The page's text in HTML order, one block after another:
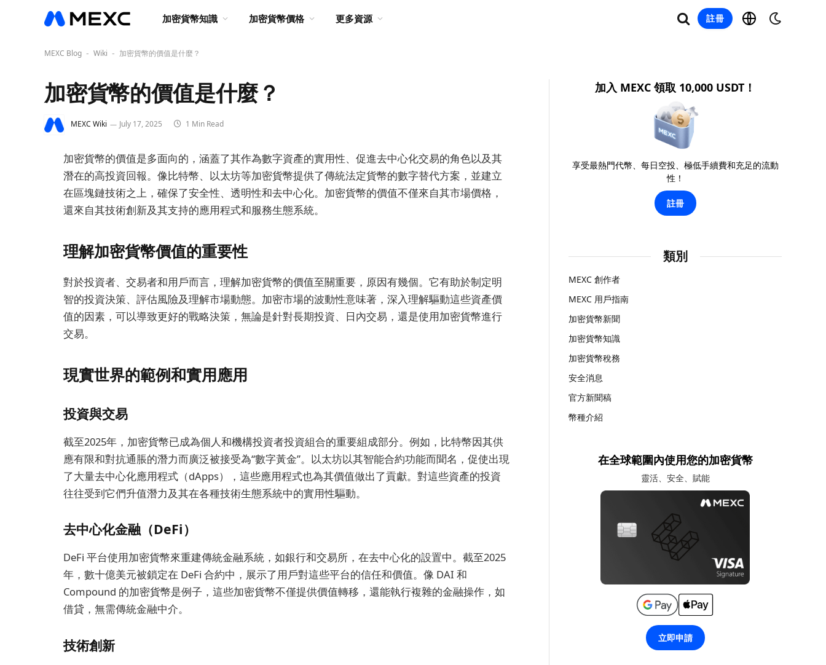
加密貨幣知識 加密貨幣價格 更多資源 註冊
MEXC Blog - Wiki - 加密貨幣的價值是什麼？
加密貨幣的價值是什麼？
MEXC Wiki July 17, 2025 1 Min Read
加密貨幣的價值是多面向的，涵蓋了其作為數字資產的實用性、促進去中心化交易的角色以及其
潛在的高投資回報。像比特幣、以太坊等加密貨幣提供了傳統法定貨幣的數字替代方案，並建立
在區塊鏈技術之上，確保了安全性、透明性和去中心化。加密貨幣的價值不僅來自其市場價格，
還來自其技術創新及其支持的應用程式和服務生態系統。
理解加密貨幣價值的重要性
對於投資者、交易者和用戶而言，理解加密貨幣的價值至關重要，原因有幾個。它有助於制定明
智的投資決策、評估風險及理解市場動態。加密市場的波動性意味著，深入理解驅動這些資產價
值的因素，可以導致更好的戰略決策，無論是針對長期投資、日內交易，還是使用加密貨幣進行
交易。
現實世界的範例和實用應用
投資與交易
截至2025年，加密貨幣已成為個人和機構投資者投資組合的重要組成部分。例如，比特幣因其供
應有限和對抗通脹的潛力而廣泛被接受為“數字黃金”。以太坊以其智能合約功能而聞名，促使出現
了大量去中心化應用程式（dApps），這些應用程式也為其價值做出了貢獻。對這些資產的投資
往往受到它們升值潛力及其在各種技術生態系統中的實用性驅動。
去中心化金融（DeFi）
DeFi 平台使用加密貨幣來重建傳統金融系統，如銀行和交易所，在去中心化的設置中。截至2025
年，數十億美元被鎖定在 DeFi 合約中，展示了用戶對這些平台的信任和價值。像 DAI 和
Compound 的加密貨幣是例子，這些加密貨幣不僅提供價值轉移，還能執行複雜的金融操作，如
借貸，無需傳統金融中介。
技術創新
加入 MEXC 領取 10,000 USDT！
享受最熱門代幣、每日空投、極低手續費和充足的流動
性！
註冊
類別
MEXC 創作者
MEXC 用戶指南
加密貨幣新聞
加密貨幣知識
加密貨幣稅務
安全消息
官方新聞稿
幣種介紹
在全球範圍內使用您的加密貨幣
靈活、安全、賦能
立即申請